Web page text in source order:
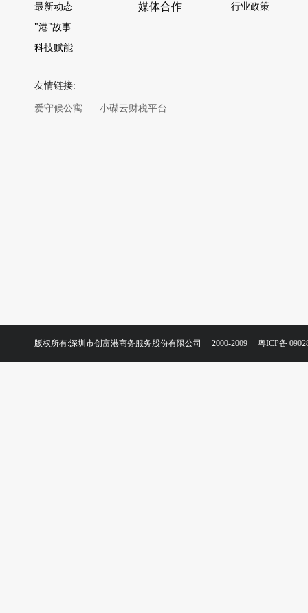
最新动态
"港"故事
科技赋能
媒体合作
行业政策
友情链接:
爱守候公寓 小碟云财税平台
版权所有:深圳市创富港商务服务股份有限公司 2000-2009 粤ICP备